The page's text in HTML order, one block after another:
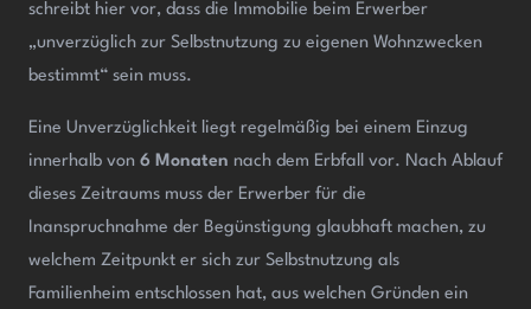
schreibt hier vor, dass die Immobilie beim Erwerber
„unverzüglich zur Selbstnutzung zu eigenen Wohnzwecken
bestimmt“ sein muss.
Eine Unverzüglichkeit liegt regelmäßig bei einem Einzug
innerhalb von 6 Monaten nach dem Erbfall vor. Nach Ablauf
dieses Zeitraums muss der Erwerber für die
Inanspruchnahme der Begünstigung glaubhaft machen, zu
welchem Zeitpunkt er sich zur Selbstnutzung als
Familienheim entschlossen hat, aus welchen Gründen ein